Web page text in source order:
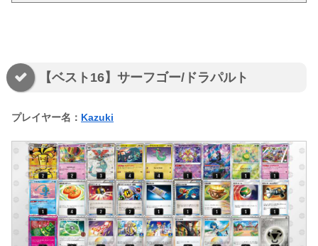
【ベスト16】サーフゴー/ドラパルト
プレイヤー名： Kazuki